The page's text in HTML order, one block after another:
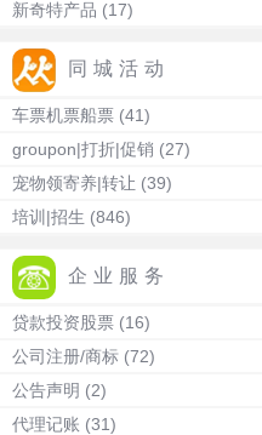
新奇特产品 (17)
同城活动
车票机票船票 (41)
groupon|打折|促销 (27)
宠物领寄养|转让 (39)
培训|招生 (846)
企业服务
贷款投资股票 (16)
公司注册/商标 (72)
公告声明 (2)
代理记账 (31)